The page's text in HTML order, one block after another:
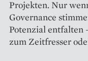
Projekten. Nur
Governance
Potenzial entfalten
zum Zeitfresser